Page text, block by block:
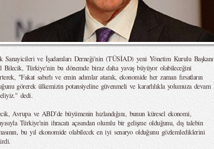
Sanayicileri ve İşadamları Derneği'nin (TÜSİAD) yeni Yönetim Kurulu Başkanı
Bilecik, Türkiye'nin bu dönemde biraz daha yavaş büyüyor olabileceğini
"Fakat sabırlı ve emin adımlar atarak, ekonomide her zaman fırsatların
görerek ülkemizin potansiyeline güvenmeli ve kararlılıkla yolumuza devam
dedi.
Avrupa ve ABD’de büyümenin hızlandığını, bunun küresel ekonomi,
Türkiye'nin ihracatı açısından olumlu bir gelişme olduğunu, dış talebin
bu yıl ekonomide olabilecek en iyi senaryo olduğunu gözlemlediklerini